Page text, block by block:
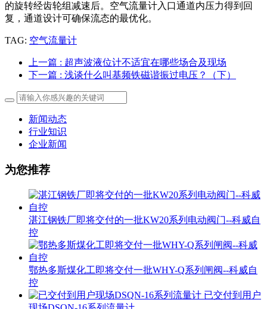
的旋转经齿轮组减速后。空气流量计入口通道内压力得到回
复，通道设计可确保流态的最优化。
TAG: 空气流量计
上一篇 : 超声波液位计不适宜在哪些场合及现场
下一篇 : 浅谈什么叫基频铁磁谐振过电压？（下）
新闻动态
行业知识
企业新闻
为您推荐
湛江钢铁厂即将交付的一批KW20系列电动阀门--科威自
控
鄂热多斯煤化工即将交付一批WHY-Q系列闸阀--科威自
控
已交付到用户